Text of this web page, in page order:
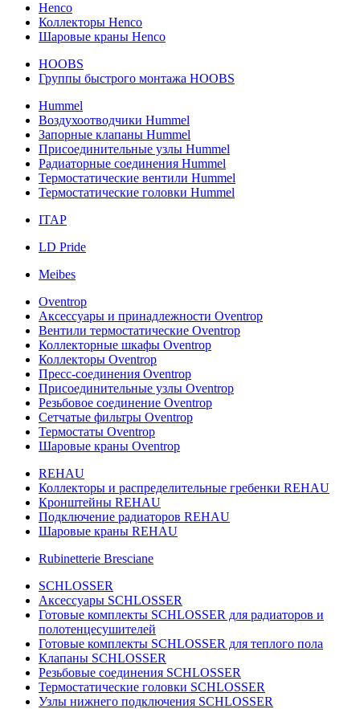
Henco
Коллекторы Henco
Шаровые краны Henco
HOOBS
Группы быстрого монтажа HOOBS
Hummel
Воздухоотводчики Hummel
Запорные клапаны Hummel
Присоединительные узлы Hummel
Радиаторные соединения Hummel
Термостатические вентили Hummel
Термостатические головки Hummel
ITAP
LD Pride
Meibes
Oventrop
Аксессуары и принадлежности Oventrop
Вентили термостатические Oventrop
Коллекторные шкафы Oventrop
Коллекторы Oventrop
Пресс-соединения Oventrop
Присоединительные узлы Oventrop
Резьбовое соединение Oventrop
Сетчатые фильтры Oventrop
Термостаты Oventrop
Шаровые краны Oventrop
REHAU
Коллекторы и распределительные гребенки REHAU
Кронштейны REHAU
Подключение радиаторов REHAU
Шаровые краны REHAU
Rubinetterie Bresciane
SCHLOSSER
Аксессуары SCHLOSSER
Готовые комплекты SCHLOSSER для радиаторов и
полотенцесушителей
Готовые комплекты SCHLOSSER для теплого пола
Клапаны SCHLOSSER
Резьбовые соединения SCHLOSSER
Термостатические головки SCHLOSSER
Узлы нижнего подключения SCHLOSSER